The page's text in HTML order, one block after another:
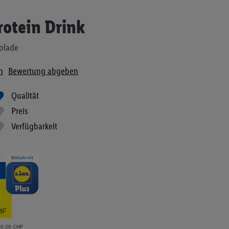
Drink
Bewertung abgeben
Qualität
Preis
Verfügbarkeit
CHF